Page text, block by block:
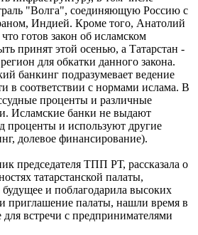
"Волга", соединяющую Россию с
Индией. Кроме того, Анатолий
готов закон об исламском
принят этой осенью, а Татарстан -
для обкатки данного закона.
банкинг подразумевает ведение
в соответствии с нормами ислама. В
проценты и различные
Исламские банки не выдают
проценты и используют другие
долевое финансирование).
председателя ТПП РТ, рассказала о
татарстанской палаты,
и поблагодарила высоких
приглашение палаты, нашли время в
встречи с предпринимателями